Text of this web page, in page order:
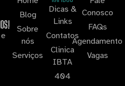
Blog
Sobre
nós
Serviços
Dicas &
Links
Contatos
Clinica
IBTA
404
Conosco
FAQs
Agendamento
Vagas